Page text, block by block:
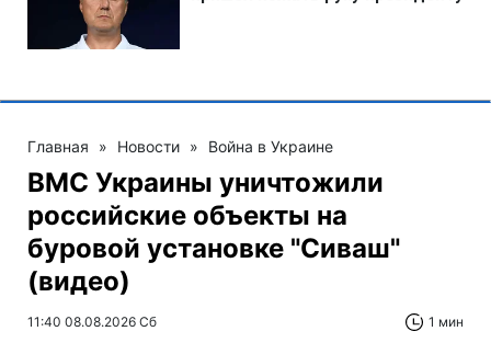
Главная » Новости » Война в Украине
ВМС Украины уничтожили
российские объекты на
буровой установке "Сиваш"
(видео)
11:40 08.08.2026 Сб 1 мин